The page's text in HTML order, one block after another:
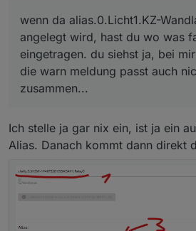
wenn da alias.0.Licht1.KZ-
angelegt wird, hast du wo was
eingetragen. du siehst ja, bei
die warn meldung passt auch
zusammen...
Ich stelle ja gar nix ein, ist ja ein
Alias. Danach kommt dann direkt